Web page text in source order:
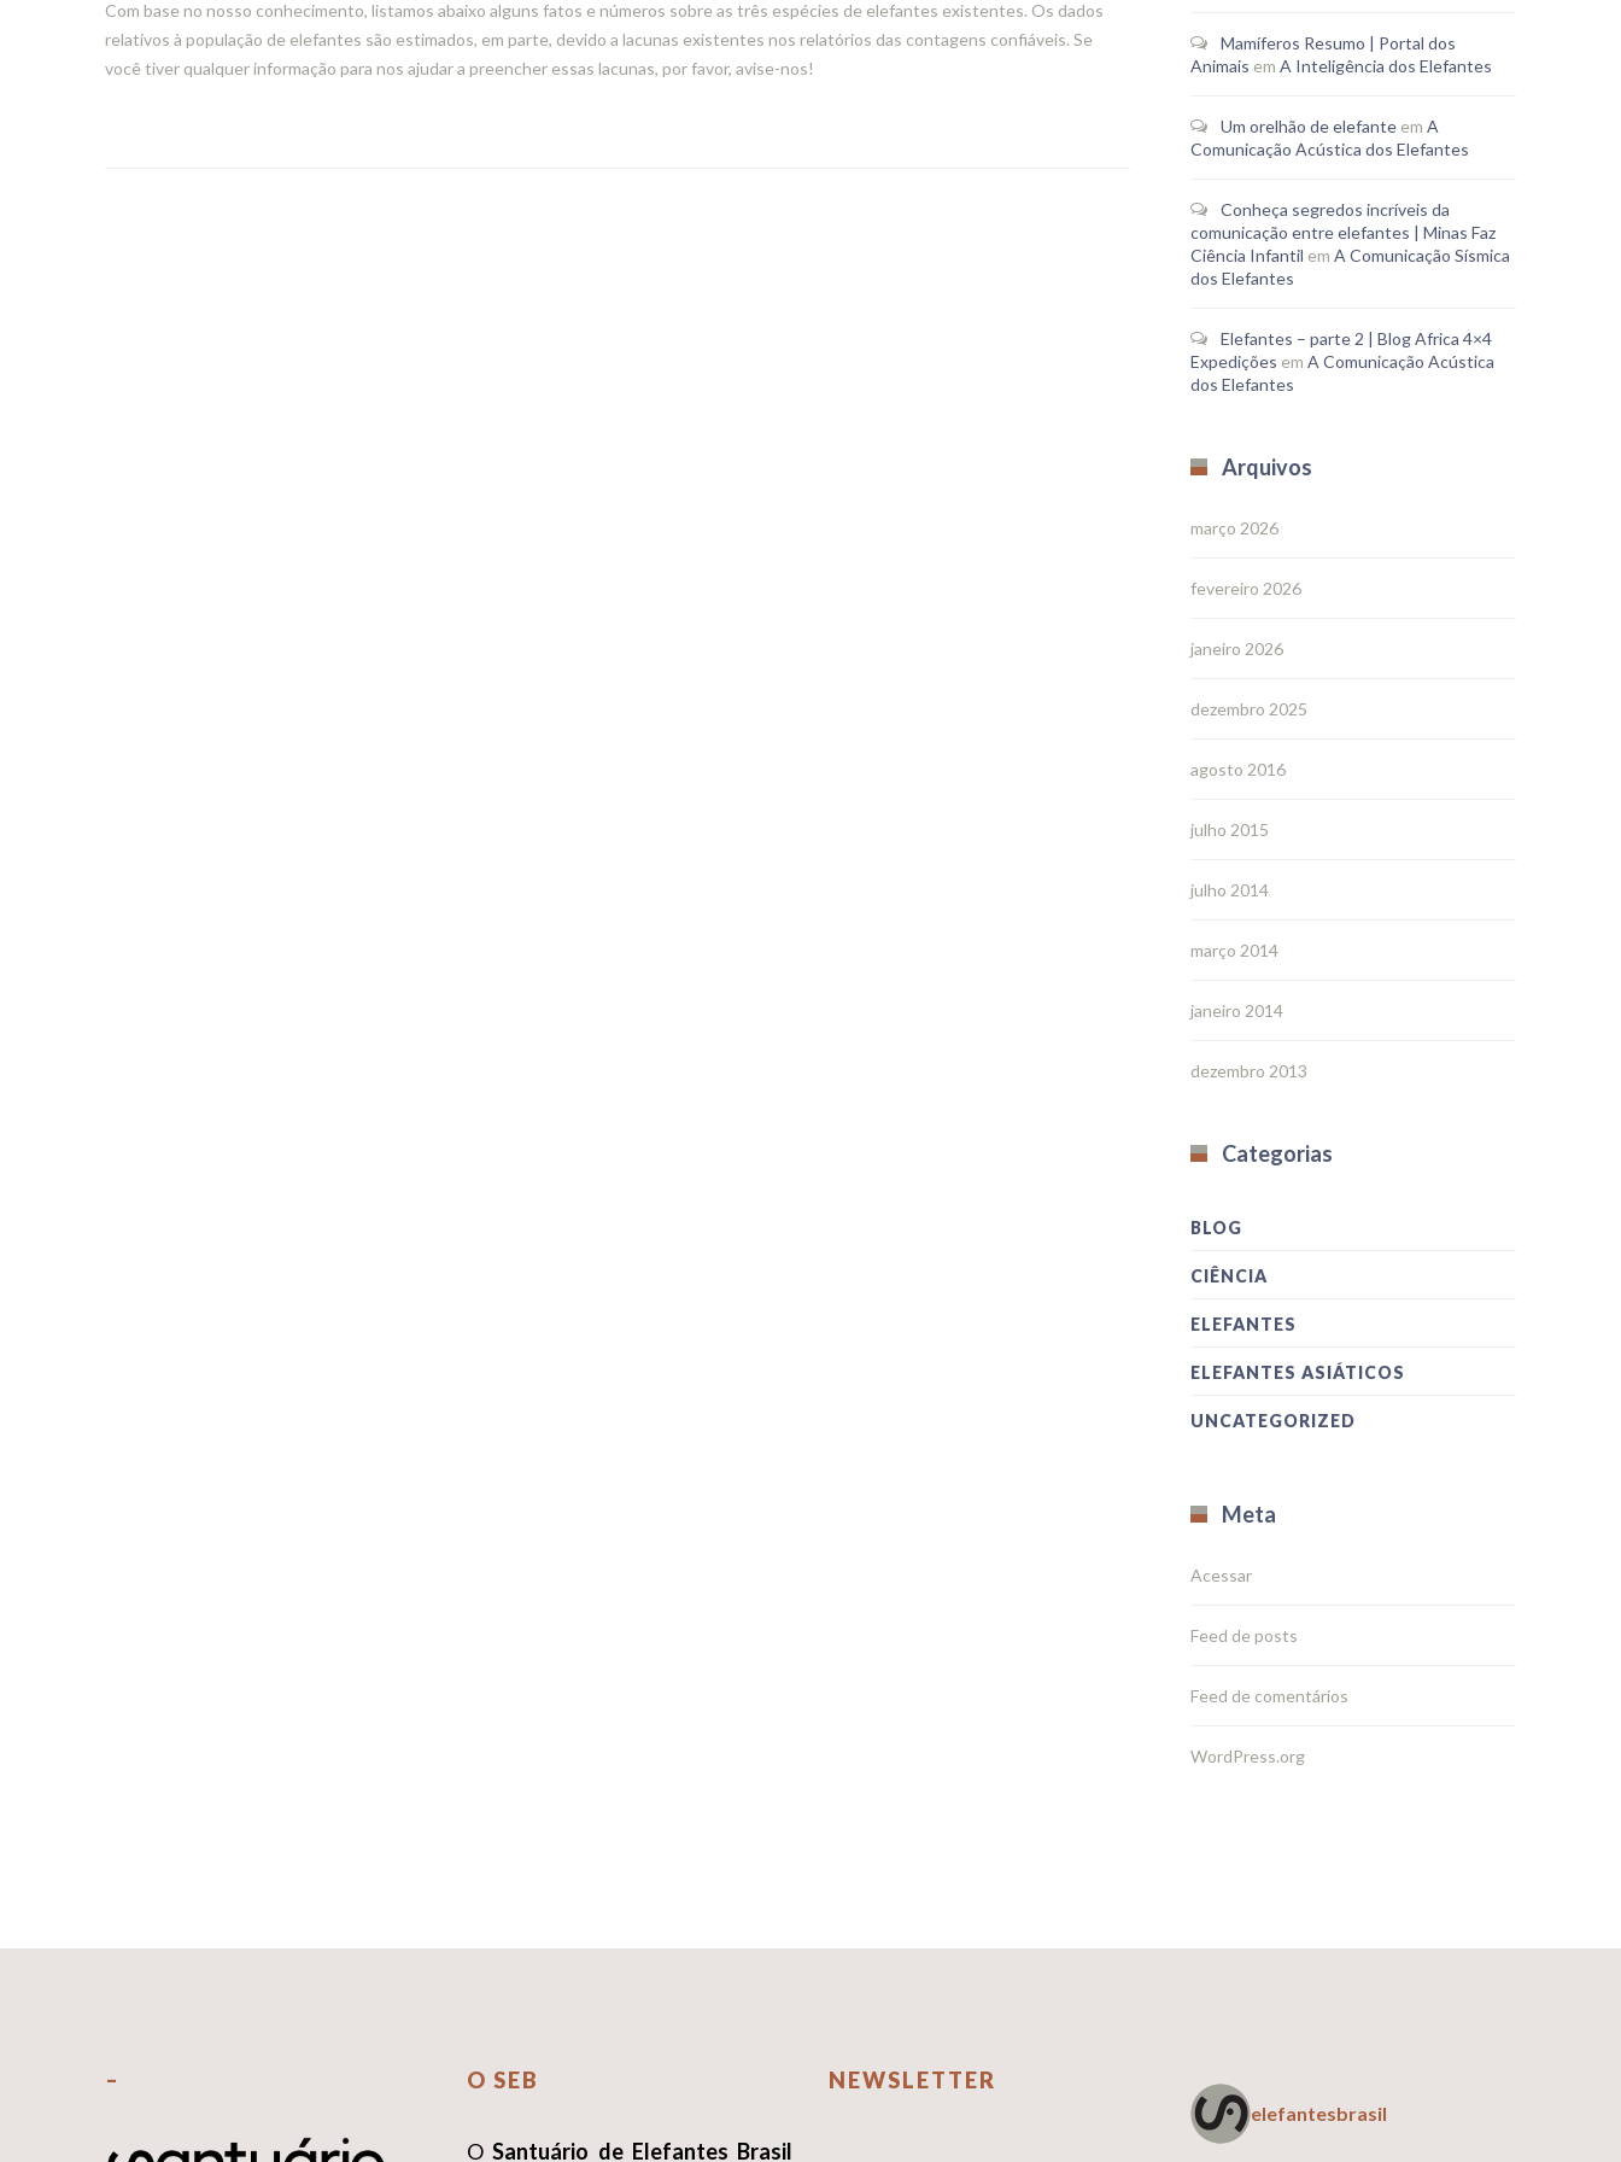
Com base no nosso conhecimento, listamos abaixo alguns fatos e números sobre as três espécies de elefantes existentes. Os dados
relativos à população de elefantes são estimados, em parte, devido a lacunas existentes nos relatórios das contagens confiáveis. Se
você tiver qualquer informação para nos ajudar a preencher essas lacunas, por favor, avise-nos!
Mamíferos Resumo | Portal dos
Animais em A Inteligência dos Elefantes
Um orelhão de elefante em A
Comunicação Acústica dos Elefantes
Conheça segredos incríveis da
comunicação entre elefantes | Minas Faz
Ciência Infantil em A Comunicação Sísmica
dos Elefantes
Elefantes – parte 2 | Blog Africa 4×4
Expedições em A Comunicação Acústica
dos Elefantes
Arquivos
março 2026
fevereiro 2026
janeiro 2026
dezembro 2025
agosto 2016
julho 2015
julho 2014
março 2014
janeiro 2014
dezembro 2013
Categorias
BLOG
CIÊNCIA
ELEFANTES
ELEFANTES ASIÁTICOS
UNCATEGORIZED
Meta
Acessar
Feed de posts
Feed de comentários
WordPress.org
– O SEB
OSantuário de Elefantes Brasil
NEWSLETTER
elefantesbrasil